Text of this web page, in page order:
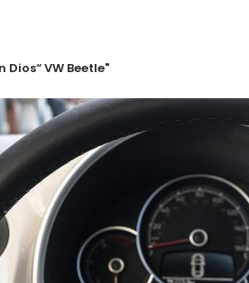
VW Beetle"